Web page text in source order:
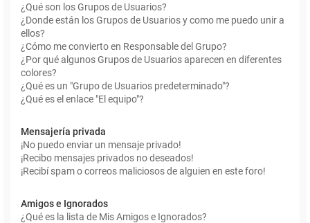
¿Qué son los Grupos de Usuarios?
¿Donde están los Grupos de Usuarios y como me puedo unir a
ellos?
¿Cómo me convierto en Responsable del Grupo?
¿Por qué algunos Grupos de Usuarios aparecen en diferentes
colores?
¿Qué es un "Grupo de Usuarios predeterminado"?
¿Qué es el enlace "El equipo"?
Mensajería privada
¡No puedo enviar un mensaje privado!
¡Recibo mensajes privados no deseados!
¡Recibí spam o correos maliciosos de alguien en este foro!
Amigos e Ignorados
¿Qué es la lista de Mis Amigos e Ignorados?